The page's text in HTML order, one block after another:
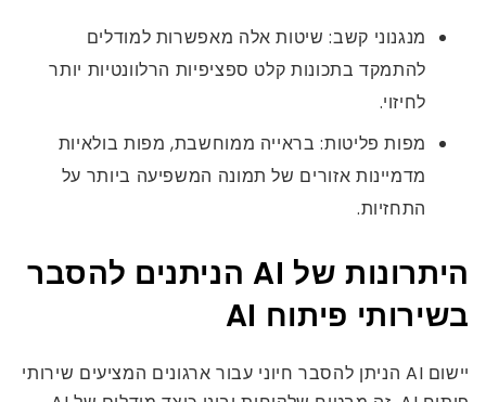
מנגנוני קשב: שיטות אלה מאפשרות למודלים
להתמקד בתכונות קלט ספציפיות הרלוונטיות יותר
לחיזוי.
מפות פליטות: בראייה ממוחשבת, מפות בולאיות
מדמיינות אזורים של תמונה המשפיעה ביותר על
התחזיות.
היתרונות של AI הניתנים להסבר
בשירותי פיתוח AI
יישום AI הניתן להסבר חיוני עבור ארגונים המציעים שירותי